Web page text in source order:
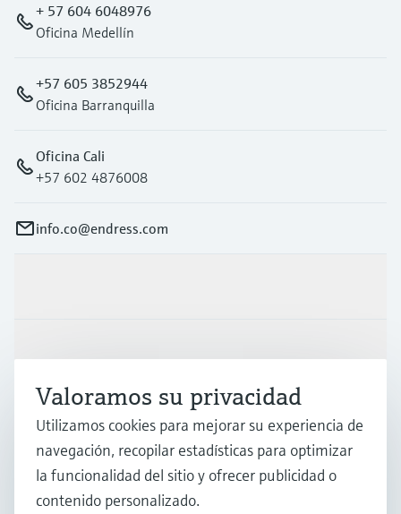
+ 57 604 6048976
Oficina Medellín
+57 605 3852944
Oficina Barranquilla
Oficina Cali
+57 602 4876008
info.co@endress.com
Soporte
Compañía
Valoramos su privacidad
Utilizamos cookies para mejorar su experiencia de
navegación, recopilar estadísticas para optimizar
la funcionalidad del sitio y ofrecer publicidad o
contenido personalizado.